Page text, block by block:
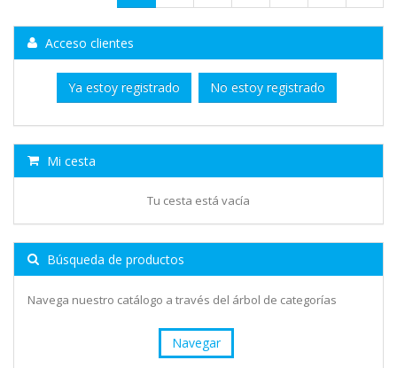
Acceso clientes
Ya estoy registrado No estoy registrado
Mi cesta
Tu cesta está vacía
Búsqueda de productos
Navega nuestro catálogo a través del árbol de categorías
Navegar